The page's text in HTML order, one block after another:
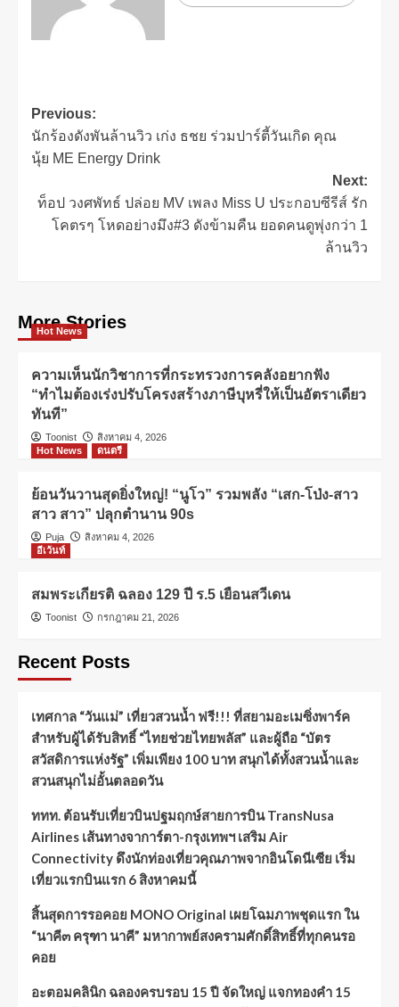
Previous:
นักร้องดังพันล้านวิว เก่ง ธชย ร่วมปาร์ตี้วันเกิด คุณ
นุ้ย ME Energy Drink
Next:
ท็อป วงศพัทธ์ ปล่อย MV เพลง Miss U ประกอบซีรีส์ รัก
โคตรๆ โหดอย่างมึง#3 ดังข้ามคืน ยอดคนดูพุ่งกว่า 1
ล้านวิว
More Stories
Hot News
ความเห็นนักวิชาการที่กระทรวงการคลังอยากฟัง
“ทำไมต้องเร่งปรับโครงสร้างภาษีบุหรี่ให้เป็นอัตราเดียว
ทันที”
Toonist
สิงหาคม 4, 2026
Hot News
ดนตรี
ย้อนวันวานสุดยิ่งใหญ่! “นูโว” รวมพลัง “เสก-โป่ง-สาว
สาว สาว” ปลุกตำนาน 90s
Puja
สิงหาคม 4, 2026
อีเว้นท์
สมพระเกียรติ ฉลอง 129 ปี ร.5 เยือนสวีเดน
Toonist กรกฎาคม 21, 2026
Recent Posts
เทศกาล “วันแม่” เที่ยวสวนน้ำ ฟรี!!! ที่สยามอะเมซิ่งพาร์ค
สำหรับผู้ได้รับสิทธิ์ “ไทยช่วยไทยพลัส” และผู้ถือ “บัตร
สวัสดิการแห่งรัฐ” เพิ่มเพียง 100 บาท สนุกได้ทั้งสวนน้ำและ
สวนสนุกไม่อั้นตลอดวัน
ททท. ต้อนรับเที่ยวบินปฐมฤกษ์สายการบิน TransNusa
Airlines เส้นทางจาการ์ตา-กรุงเทพฯ เสริม Air
Connectivity ดึงนักท่องเที่ยวคุณภาพจากอินโดนีเซีย เริ่ม
เที่ยวแรกบินแรก 6 สิงหาคมนี้
สิ้นสุดการรอคอย MONO Original เผยโฉมภาพชุดแรก ใน
“นาคี๓ ครุฑา นาคี” มหากาพย์สงครามศักดิ์สิทธิ์ที่ทุกคนรอ
คอย
อะตอมคลินิก ฉลองครบรอบ 15 ปี จัดใหญ่ แจกทองคำ 15